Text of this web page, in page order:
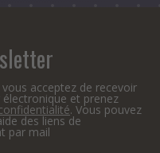
acceptez de recevoir
et prenez
. Vous pouvez
des liens de
par mail